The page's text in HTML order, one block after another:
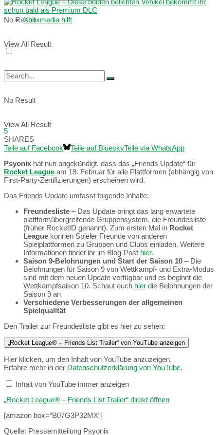
No Result
View All Result
Xboxmedia hilft
No Result
View All Result
5
SHARES
Teile auf Facebook
Teile auf BlueskyTeile via WhatsApp
Psyonix hat nun angekündigt, dass das „Friends Update“ für
Rocket League am 19. Februar für alle Plattformen (abhängig von
First-Party-Zertifizierungen) erscheinen wird.
Das Friends Update umfasst folgende Inhalte:
Freundesliste – Das Update bringt das lang erwartete
plattformübergreifende Gruppensystem, die Freundesliste
(früher RocketID genannt). Zum ersten Mal in Rocket
League können Spieler Freunde von anderen
Spielplattformen zu Gruppen und Clubs einladen. Weitere
Informationen findet ihr im Blog-Post hier.
Saison 9-Belohnungen und Start der Saison 10 – Die
Belohnungen für Saison 9 von Wettkampf- und Extra-Modus
sind mit dem neuen Update verfügbar und es beginnt die
Wettkampfsaison 10. Schaut euch hier die Belohnungen der
Saison 9 an.
Verschiedene Verbesserungen der allgemeinen
Spielqualität
Den Trailer zur Freundesliste gibt es hier zu sehen:
„Rocket League® – Friends List Trailer“ von YouTube anzeigen
Hier klicken, um den Inhalt von YouTube anzuzeigen.
Erfahre mehr in der Datenschutzerklärung von YouTube.
Inhalt von YouTube immer anzeigen
„Rocket League® – Friends List Trailer“ direkt öffnen
[amazon box=“B07G3P32MX“]
Quelle: Pressemitteilung Psyonix